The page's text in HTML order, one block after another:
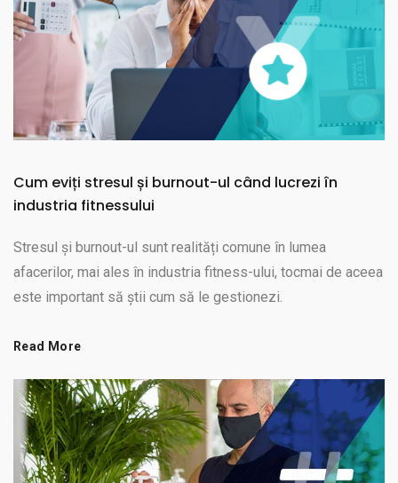
Cum eviți stresul și burnout-ul când lucrezi în
industria fitnessului
Stresul și burnout-ul sunt realități comune în lumea
afacerilor, mai ales în industria fitness-ului, tocmai de aceea
este important să știi cum să le gestionezi.
Read More